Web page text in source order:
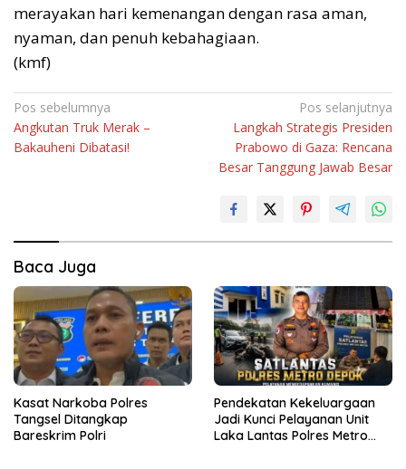
merayakan hari kemenangan dengan rasa aman,
nyaman, dan penuh kebahagiaan.
(kmf)
Navigasi
pos
Pos sebelumnya
Angkutan Truk Merak –
Bakauheni Dibatasi!
Pos selanjutnya
Langkah Strategis Presiden
Prabowo di Gaza: Rencana
Besar Tanggung Jawab Besar
Baca Juga
Kasat Narkoba Polres
Tangsel Ditangkap
Bareskrim Polri
Pendekatan Kekeluargaan
Jadi Kunci Pelayanan Unit
Laka Lantas Polres Metro